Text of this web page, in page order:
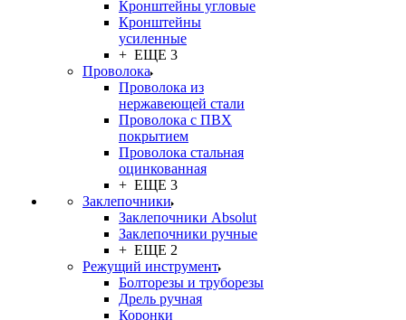
Кронштейны угловые
Кронштейны
усиленные
+ ЕЩЕ 3
Проволока
Проволока из
нержавеющей стали
Проволока с ПВХ
покрытием
Проволока стальная
оцинкованная
+ ЕЩЕ 3
Заклепочники
Заклепочники Absolut
Заклепочники ручные
+ ЕЩЕ 2
Режущий инструмент
Болторезы и труборезы
Дрель ручная
Коронки